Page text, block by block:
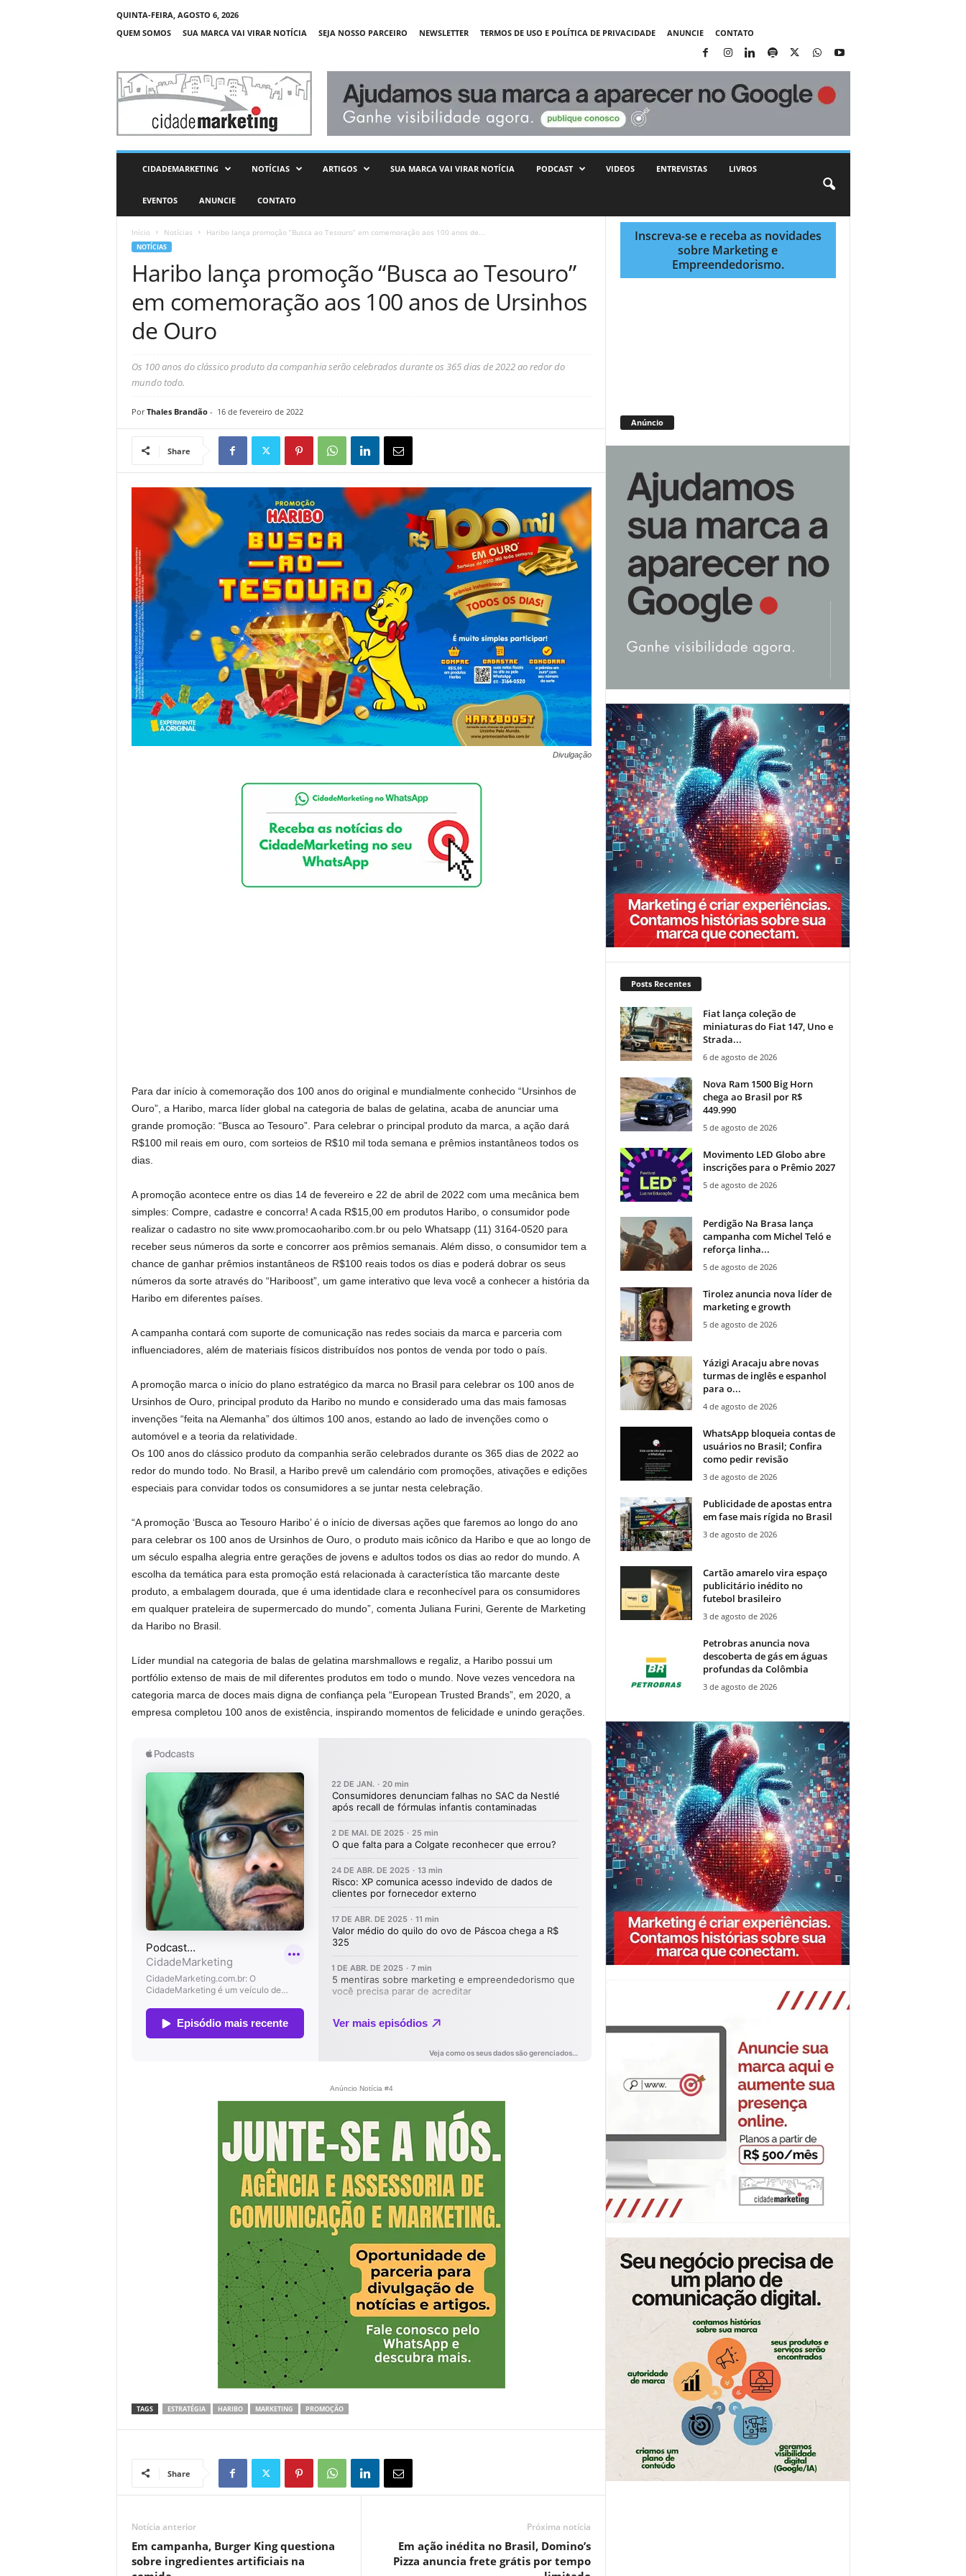
QUINTA-FEIRA, AGOSTO 6, 2026
QUEM SOMOS
SUA MARCA VAI VIRAR NOTÍCIA SEJA NOSSO PARCEIRO NEWSLETTER TERMOS DE USO E POLÍTICA DE PRIVACIDADE ANUNCIE CONTATO
C
d
CIDADEMARKETING NOTÍCIAS ARTIGOS SUA MARCA VAI VIRAR NOTÍCIA PODCAST VIDEOS ENTREVISTAS LIVROS
EVENTOS ANUNCIE CONTATO
Início Notícias Haribo lança promoção “Busca ao Tesouro” em comemoração aos 100 anos de...
NOTÍCIAS
Haribo lança promoção “Busca ao Tesouro”
em comemoração aos 100 anos de Ursinhos
de Ouro
Os 100 anos do clássico produto da companhia serão celebrados durante os 365 dias de 2022 ao redor do
mundo todo.
Por Thales Brandão- 16 de fevereiro de 2022
Share
Divulgação
Para dar início à comemoração dos 100 anos do original e mundialmente conhecido “Ursinhos de
Ouro”, a Haribo, marca líder global na categoria de balas de gelatina, acaba de anunciar uma
grande promoção: “Busca ao Tesouro”. Para celebrar o principal produto da marca, a ação dará
R$100 mil reais em ouro, com sorteios de R$10 mil toda semana e prêmios instantâneos todos os
dias.
A promoção acontece entre os dias 14 de fevereiro e 22 de abril de 2022 com uma mecânica bem
simples: Compre, cadastre e concorra! A cada R$15,00 em produtos Haribo, o consumidor pode
realizar o cadastro no site www.promocaoharibo.com.br ou pelo Whatsapp (11) 3164-0520 para
receber seus números da sorte e concorrer aos prêmios semanais. Além disso, o consumidor tem a
chance de ganhar prêmios instantâneos de R$100 reais todos os dias e poderá dobrar os seus
números da sorte através do “Hariboost”, um game interativo que leva você a conhecer a história da
Haribo em diferentes países.
A campanha contará com suporte de comunicação nas redes sociais da marca e parceria com
influenciadores, além de materiais físicos distribuídos nos pontos de venda por todo o país.
A promoção marca o início do plano estratégico da marca no Brasil para celebrar os 100 anos de
Ursinhos de Ouro, principal produto da Haribo no mundo e considerado uma das mais famosas
invenções “feita na Alemanha” dos últimos 100 anos, estando ao lado de invenções como o
automóvel e a teoria da relatividade.
Os 100 anos do clássico produto da companhia serão celebrados durante os 365 dias de 2022 ao
redor do mundo todo. No Brasil, a Haribo prevê um calendário com promoções, ativações e edições
especiais para convidar todos os consumidores a se juntar nesta celebração.
“A promoção ‘Busca ao Tesouro Haribo’ é o início de diversas ações que faremos ao longo do ano
para celebrar os 100 anos de Ursinhos de Ouro, o produto mais icônico da Haribo e que ao longo de
um século espalha alegria entre gerações de jovens e adultos todos os dias ao redor do mundo. A
escolha da temática para esta promoção está relacionada à característica tão marcante deste
produto, a embalagem dourada, que é uma identidade clara e reconhecível para os consumidores
em qualquer prateleira de supermercado do mundo”, comenta Juliana Furini, Gerente de Marketing
da Haribo no Brasil.
Líder mundial na categoria de balas de gelatina marshmallows e regaliz, a Haribo possui um
portfólio extenso de mais de mil diferentes produtos em todo o mundo. Nove vezes vencedora na
categoria marca de doces mais digna de confiança pela “European Trusted Brands”, em 2020, a
empresa completou 100 anos de existência, inspirando momentos de felicidade e unindo gerações.
Anúncio Notícia #4
TAGS ESTRATÉGIA HARIBO MARKETING PROMOÇÃO
Share
Notícia anterior
Em campanha, Burger King questiona
sobre ingredientes artificiais na
Próxima notícia
Em ação inédita no Brasil, Domino’s
Pizza anuncia frete grátis por tempo
Inscreva-se e receba as novidades
sobre Marketing e
Empreendedorismo.
Anúncio
Posts Recentes
Fiat lança coleção de
miniaturas do Fiat 147, Uno e
Strada...
6 de agosto de 2026
Nova Ram 1500 Big Horn
chega ao Brasil por R$
449.990
5 de agosto de 2026
Movimento LED Globo abre
inscrições para o Prêmio 2027
5 de agosto de 2026
Perdigão Na Brasa lança
campanha com Michel Teló e
reforça linha...
5 de agosto de 2026
Tirolez anuncia nova líder de
marketing e growth
5 de agosto de 2026
Yázigi Aracaju abre novas
turmas de inglês e espanhol
para o...
4 de agosto de 2026
WhatsApp bloqueia contas de
usuários no Brasil; Confira
como pedir revisão
3 de agosto de 2026
Publicidade de apostas entra
em fase mais rígida no Brasil
3 de agosto de 2026
Cartão amarelo vira espaço
publicitário inédito no
futebol brasileiro
3 de agosto de 2026
Petrobras anuncia nova
descoberta de gás em águas
profundas da Colômbia
3 de agosto de 2026